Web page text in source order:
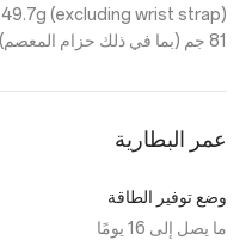
49.7g (excluding wrist strap)
81 جم (بما في ذلك حزام المعصم)
عمر البطارية
وضع توفير الطاقة
ما يصل إلى 16 يومًا